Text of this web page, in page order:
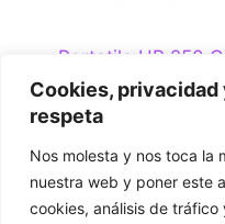
Cookies, privacidad
respeta
Nos molesta y nos toca la
nuestra web y poner este
cookies, análisis de
Portatile HP 250
processore Intel i7-
di disco rigido,
0
u
€